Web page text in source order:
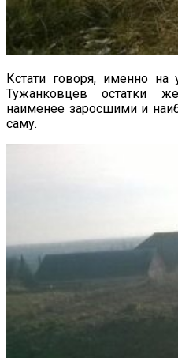
Кстати говоря, именно на
Тужанковцев остатки
наименее заросшими и
саму.